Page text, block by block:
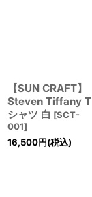
【SUN CRAFT】
Steven Tiffany T
シャツ 白 [SCT-
001]
16,500円(税込)